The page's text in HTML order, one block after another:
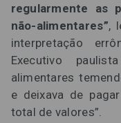
regularmente as
não-alimentares”,
interpretação
Executivo
alimentares
e deixava de
total de valores”.